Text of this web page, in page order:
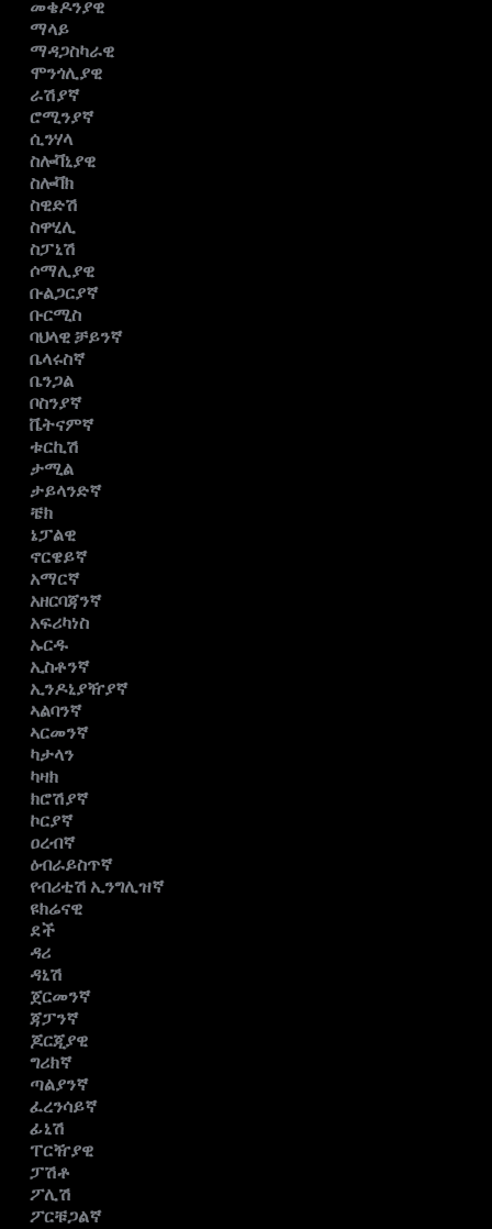
መቄዶንያዊ
ማላይ
ማዳጋስካራዊ
ሞንጎሊያዊ
ራሽያኛ
ሮሚንያኛ
ሲንሃላ
ስሎቫኒያዊ
ስሎቫክ
ስዊድሽ
ስዋሂሊ
ስፓኒሽ
ሶማሊያዊ
ቡልጋርያኛ
ቡርሚስ
ባህላዊ ቻይንኛ
ቤላሩስኛ
ቤንጋል
ቦስንያኛ
ቬትናምኛ
ቱርኪሽ
ታሚል
ታይላንድኛ
ቼክ
ኔፓልዊ
ኖርዌይኛ
አማርኛ
አዘርባጃንኛ
አፍሪካነስ
ኡርዱ
ኢስቶንኛ
ኢንዶኒያዥያኛ
ኣልባንኛ
ኣርመንኛ
ካታላን
ካዛክ
ክሮሽያኛ
ኮርያኛ
ዐረብኛ
ዕብራይስጥኛ
የብሪቲሽ ኢንግሊዝኛ
ዩክሬናዊ
ደች
ዳሪ
ዳኒሽ
ጀርመንኛ
ጃፓንኛ
ጆርጂያዊ
ግሪክኛ
ጣልያንኛ
ፈረንሳይኛ
ፊኒሽ
ፐርዥያዊ
ፓሽቶ
ፖሊሽ
ፖርቹጋልኛ